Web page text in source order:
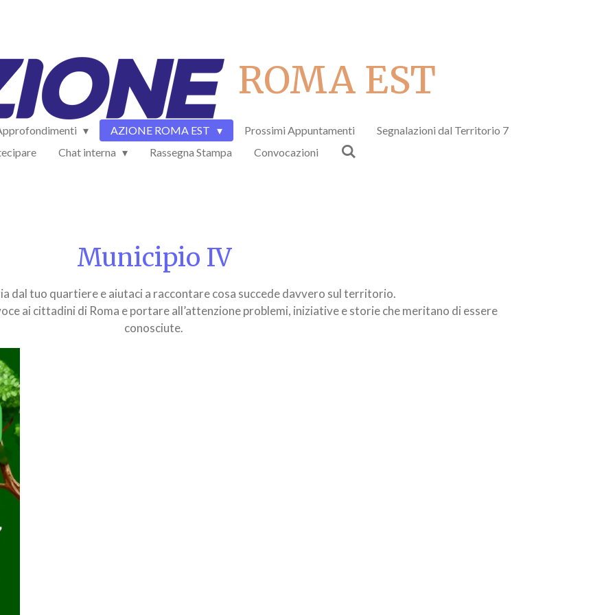
ROMA EST
AZIONE ROMA EST Prossimi Appuntamenti
Segnalazioni dal Territorio 7
Chat interna Rassegna Stampa Convocazioni
Municipio IV
daltuo quartiereeaiutaci a raccontarecosa succededavvero sulterritorio.
ai cittadini di Roma eportareall’attenzioneproblemi, iniziativeestoriechemeritano di essere
conosciute.